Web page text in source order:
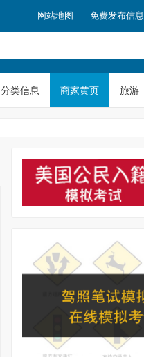
网站地图 免费发布信息
分类信息 商家黄页 旅游